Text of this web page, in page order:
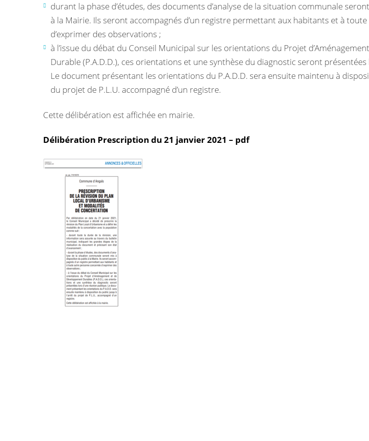
durant la phase d’études, des documents d’analyse de la situation communale
à la Mairie. Ils seront accompagnés d’un registre permettant aux habitants et à
d’exprimer des observations ;
à l’issue du débat du Conseil Municipal sur les orientations du Projet
Durable (P.A.D.D.), ces orientations et une synthèse du diagnostic seront
Le document présentant les orientations du P.A.D.D. sera ensuite maintenu à
du projet de P.L.U. accompagné d’un registre.
Cette délibération est affichée en mairie.
Délibération Prescription du 21 janvier 2021 – pdf